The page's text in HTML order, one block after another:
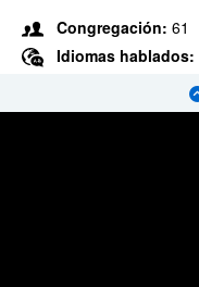
Congregación: 61
Idiomas hablados: